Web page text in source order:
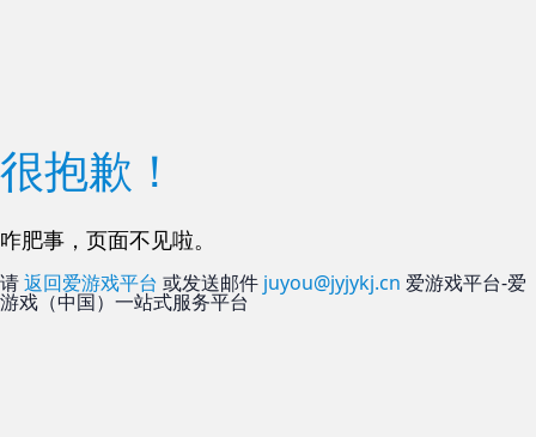
很抱歉！
咋肥事，页面不见啦。
请返回爱游戏平台 或发送邮件 juyou@jyjykj.cn 爱游戏平台-爱
游戏（中国）一站式服务平台